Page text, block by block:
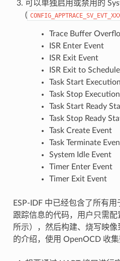
可以单独启用或禁用的
(
Trace Buffer
ISR Enter Event
ISR Exit Event
ISR Exit to
Task Start
Task Stop
Task Start Ready
Task Stop Ready
Task Create Event
Task Terminate
System Idle Event
Timer Enter Event
Timer Exit Event
ESP-IDF 中已经包含了所有
跟踪信息的代码，用户只需
所示），然后构建、烧写映
的介绍，使用 OpenOCD 收集